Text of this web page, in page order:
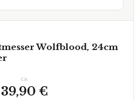
Wolfblood, 24cm
ca.
39,90 €